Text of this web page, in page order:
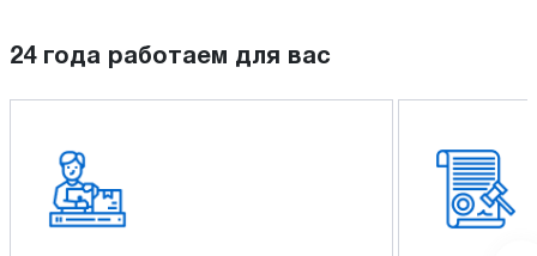
24 года работаем для вас